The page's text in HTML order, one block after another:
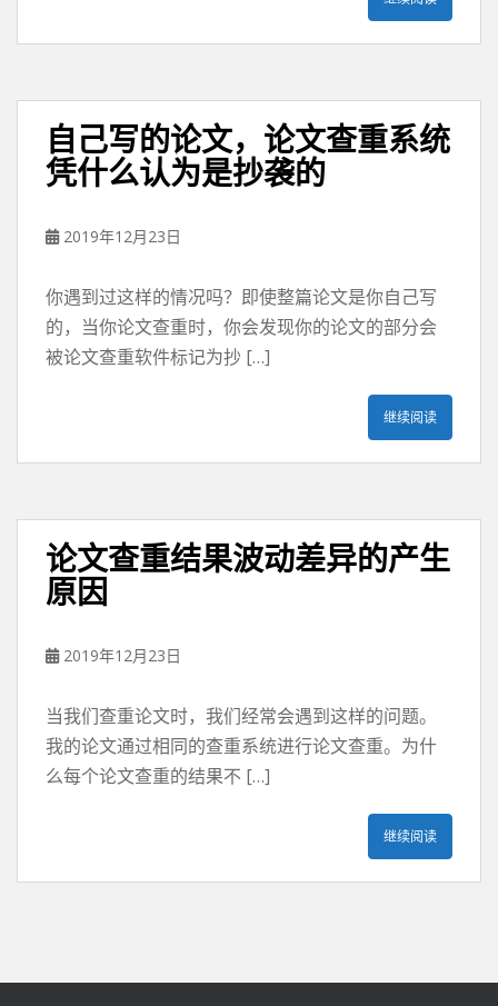
自己写的论文，论文查重系统
凭什么认为是抄袭的
2019年12月23日
你遇到过这样的情况吗？即使整篇论文是你自己写
的，当你论文查重时，你会发现你的论文的部分会
被论文查重软件标记为抄 […]
继续阅读
论文查重结果波动差异的产生
原因
2019年12月23日
当我们查重论文时，我们经常会遇到这样的问题。
我的论文通过相同的查重系统进行论文查重。为什
么每个论文查重的结果不 […]
继续阅读